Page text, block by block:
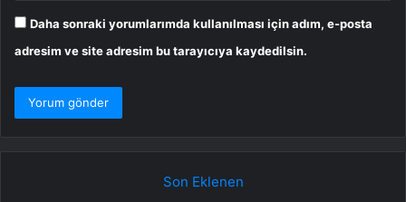
Daha sonraki yorumlarımda kullanılması için adım, e-posta
adresim ve site adresim bu tarayıcıya kaydedilsin.
Son Eklenen